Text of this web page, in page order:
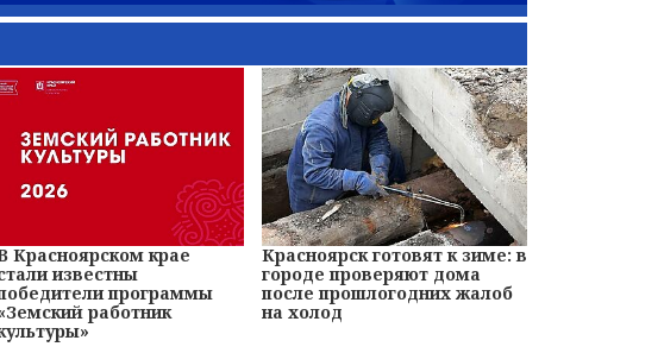
Красноярском крае
известны
программы
работник
Красноярск готовят к зиме: в
городе проверяют дома
после прошлогодних жалоб
на холод